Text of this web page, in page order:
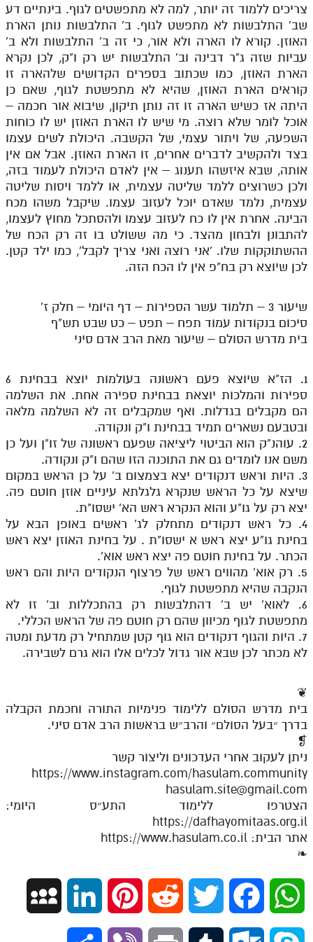
צריכים ללמוד זה יותר, למה לא מתפשטים לגוף. בינתיים דע
שב' התלבשות לא מתפשט לגוף. ב' התלבשות נותן הארת
האוזן. קורא לו הארה ולא אור, כי זה ב' התלבשות ולא ב'
עביות שזה ג"ר דבינה וב' התלבשות יש רק ו"ק, לכן נקרא
הארת האוזן, כמו שכתוב בספרים הקדושים שלהארה זו
קוראים הארת האוזן, שהיא לא מתפשטת לגוף, שאם כן
היתה אז כשיש הארה זו זה נותן תיקון, שיבוא אור חכמה –
אוכל לומר שלא רוצה. מי שיש לו הארת האוזן יש לו כוחות
השפעה, של ויתור עצמי, של הקשבה. היכולת לשים עצמו
בצד ולהקשיב לדברים אחרים, זו הארת האוזן. אבל אם אין
אותה, שבא איזשהו תענוג – אין לאדם היכולת לעמוד בזה,
ולכן כשרוצים ללמד שליטה עצמית, או ללמד ויסות שליטה
עצמית, נלמד שאדם יוכל לעזוב עצמו. שיקבל משהו מכח
הבינה. אחרת אין לו כח לעזוב עצמו ולהסתכל מחוץ לעצמו,
להתבונן ולבחון מהצד. כי מה ששולט בו זה רק הכח של
ההשתוקקות שלו. 'אני רוצה ואני צריך לקבל', כמו ילד קטן.
לכן שיוצא רק בח"פ אין לו הכח הזה.
שיעור 3 – תלמוד עשר הספירות – דף היומי – חלק ז'
סיכום בנקודות עמוד תפח – תפט – כט שבט תש"ף
בית מדרש הסולם – שיעור מאת הרב אדם סיני
1. הז"א שיוצא פעם ראשונה בעולמות יוצא בבחינת 6
ספירות והמלכות יוצאת בבחינת ספירה אחת. את השלמה
הם מקבלים בגדלות. ואף שמקבלים זה לא השלמה מלאה
ובטבעם נשארים תמיד בבחינת ו"ק ונקודה.
2. עוהנ"ק הוא הביטוי ליציאה שפעם ראשונה של זו"ן ועל כן
משם אנו לומדים גם את התוכנה הזו שהם ו"ק ונקודה.
3. היות וראש דנקודים יצא בצמצום ב' על כן הראש במקום
שיצא על כל הראש שנקרא גלגלתא עיניים אוזן חוטם פה.
יצא רק על גו"ע והוא הנקרא ראש הא' ישסו"ת.
4. כל ראש דנקודים מתחלק לג' ראשים באופן הבא על
בחינת גו"ע יצא ראש א ישסו"ת . על בחינת האוזן יצא ראש
הכתר. על בחינת חוטם פה יצא ראש אוא'.
5. רק אוא' מהווים ראש של פרצוף הנקודים היות והם ראש
הנקבה שהיא מתפשטת לגוף.
6. לאוא' יש ב' דהתלבשות רק בהתכללות וב' זו לא
מתפשטת לגוף מכיוון שהם רק חוטם פה של הראש הכללי.
7. היות והגוף דנקודים הוא גוף קטן שמתחיל רק מדעת ומטה
לא מכתר לכן שבא אור גדול לכלים אלו הוא גרם לשבירה.
❦
בית מדרש הסולם ללימוד פנימיות התורה וחכמת הקבלה
בדרך ״בעל הסולם״ והרב״ש בראשות הרב אדם סיני.
❡
ניתן לעקוב אחרי העדכונים וליצור קשר
https://www.instagram.com/hasulam.community
hasulam.site@gmail.com
הצטרפו ללימוד התע״ס היומי:
https://dafhayomitaas.org.il
אתר הבית: https://www.hasulam.co.il
❧
h
a
w